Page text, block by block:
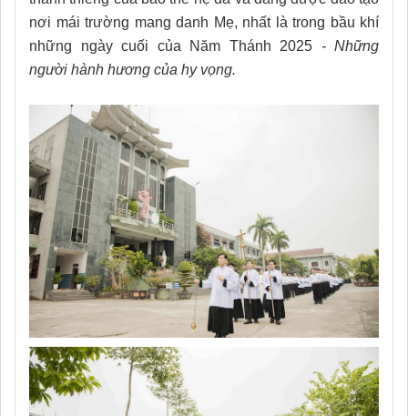
nơi mái trường mang danh Mẹ, nhất là trong bầu khí
những ngày cuối của Năm Thánh 2025 - Những
người hành hương của hy vọng.